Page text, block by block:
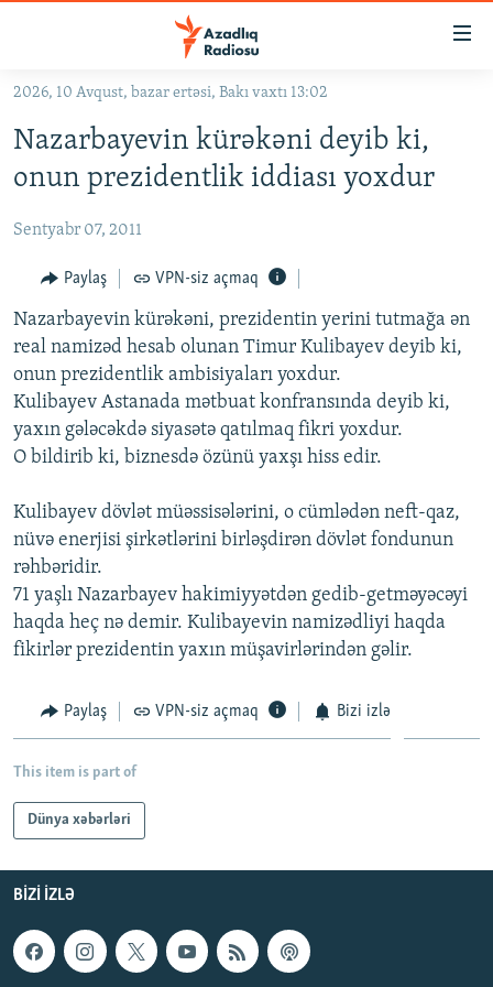
Əsas
qayıt
Əsas
naviqasiyaya
qayıt
KORRUPSIOMETR
#ƏSLINDƏ
FƏRQƏ BAX
QANUNI DOĞRU
ARAŞDIRMA
MULTIMEDIA
VIDEO
İNFOQRAFIKA
KARIKATURA
RADIO ARXIV
AZƏRBAYCAN ƏDƏBIYYATI KITABXANASI
İSLAM VƏ DEMOKRATIYA
İZ - MƏDƏNIYYƏT PROQRAMI
MISSIYAMIZ
PEŞƏ ETIKASI VƏ JURNALISTIKA STANDARTLARIMIZ
MATERIALLARIMIZDAN ISTIFADƏ
AZADLIQRADIOSU MOBIL TELEFONUNUZDA
XƏBƏR BÜLLETENLƏRIMIZ
BIZI IZLƏ
RFE/RL-in bütün saytları
2026, 10 Avqust, bazar ertəsi, Bakı vaxtı 13:02
Nazarbayevin kürəkəni deyib ki,
onun prezidentlik iddiası yoxdur
Sentyabr 07, 2011
Paylaş VPN-siz açmaq
Nazarbayevin kürəkəni, prezidentin yerini tutmağa ən
real namizəd hesab olunan Timur Kulibayev deyib ki,
onun prezidentlik ambisiyaları yoxdur.
Kulibayev Astanada mətbuat konfransında deyib ki,
yaxın gələcəkdə siyasətə qatılmaq fikri yoxdur.
O bildirib ki, biznesdə özünü yaxşı hiss edir.
Kulibayev dövlət müəssisələrini, o cümlədən neft-qaz,
nüvə enerjisi şirkətlərini birləşdirən dövlət fondunun
rəhbəridir.
71 yaşlı Nazarbayev hakimiyyətdən gedib-getməyəcəyi
haqda heç nə demir. Kulibayevin namizədliyi haqda
fikirlər prezidentin yaxın müşavirlərindən gəlir.
Paylaş VPN-siz açmaq Bizi izlə
This item is part of
Dünya xəbərləri
BIZI IZLƏ